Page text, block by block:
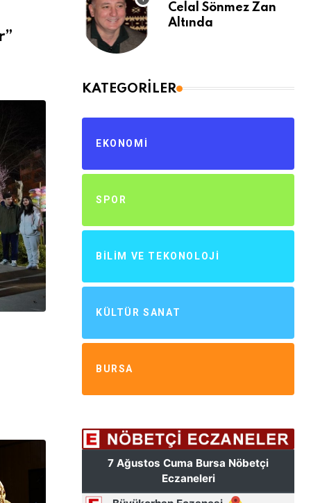
Celal Sönmez Zan
Altında
KATEGORILER
EKONOMI
SPOR
BILIM VE TEKONOLOJI
KÜLTÜR SANAT
BURSA